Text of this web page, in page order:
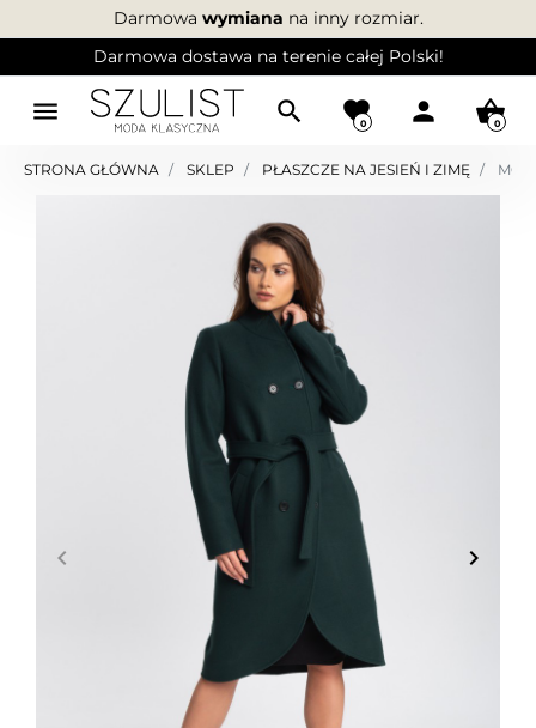
Darmowa wymiana na inny rozmiar.
Darmowa dostawa na terenie całej Polski!
menu search favorite
0 person shopping_basket
0
STRONA GŁÓWNA SKLEP PŁASZCZE NA JESIEŃ I ZIMĘ
Poprzedni
keyboard_arrow_left keyboard_arrow_right